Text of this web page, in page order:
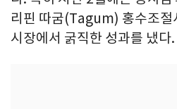
리핀 따굼(Tagum) 홍수조절
시장에서 굵직한 성과를 냈다.